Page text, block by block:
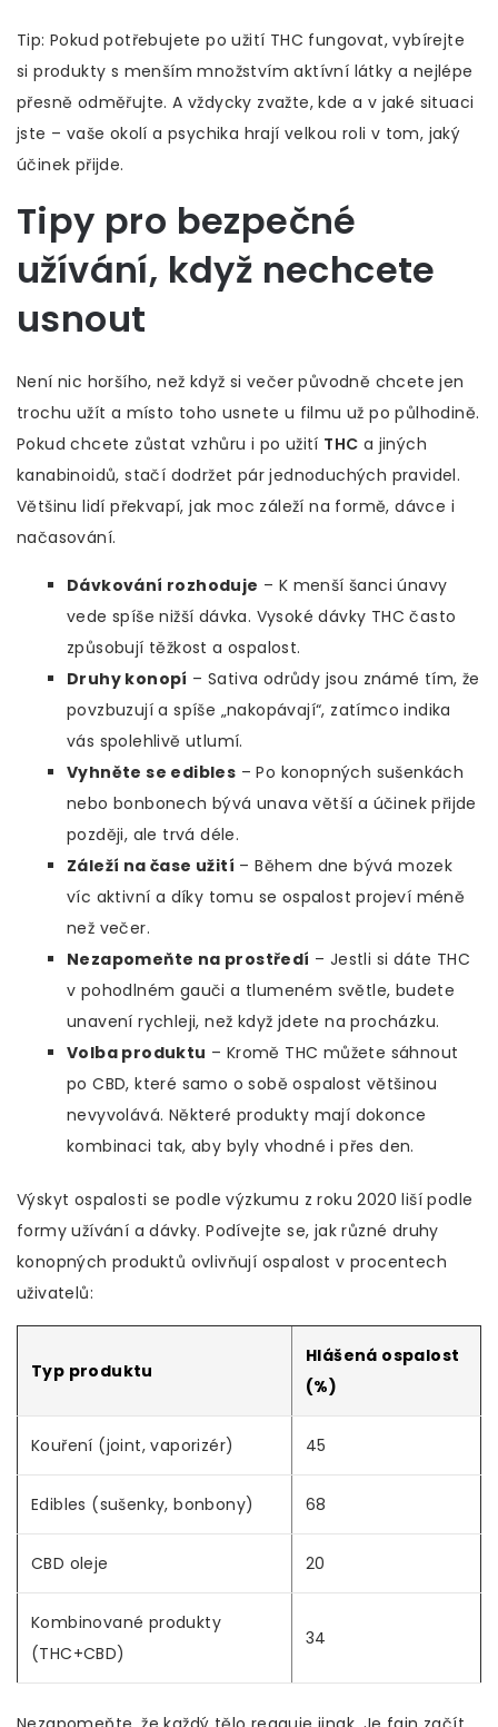
Tip: Pokud potřebujete po užití THC fungovat, vybírejte
si produkty s menším množstvím aktívní látky a nejlépe
přesně odměřujte. A vždycky zvažte, kde a v jaké situaci
jste – vaše okolí a psychika hrají velkou roli v tom, jaký
účinek přijde.
Tipy pro bezpečné
užívání, když nechcete
usnout
Není nic horšího, než když si večer původně chcete jen
trochu užít a místo toho usnete u filmu už po půlhodině.
Pokud chcete zůstat vzhůru i po užití THC a jiných
kanabinoidů, stačí dodržet pár jednoduchých pravidel.
Většinu lidí překvapí, jak moc záleží na formě, dávce i
načasování.
Dávkování rozhoduje – K menší šanci únavy
vede spíše nižší dávka. Vysoké dávky THC často
způsobují těžkost a ospalost.
Druhy konopí – Sativa odrůdy jsou známé tím, že
povzbuzují a spíše „nakopávají“, zatímco indika
vás spolehlivě utlumí.
Vyhněte se edibles – Po konopných sušenkách
nebo bonbonech bývá unava větší a účinek přijde
později, ale trvá déle.
Záleží na čase užití – Během dne bývá mozek
víc aktivní a díky tomu se ospalost projeví méně
než večer.
Nezapomeňte na prostředí – Jestli si dáte THC
v pohodlném gauči a tlumeném světle, budete
unavení rychleji, než když jdete na procházku.
Volba produktu – Kromě THC můžete sáhnout
po CBD, které samo o sobě ospalost většinou
nevyvolává. Některé produkty mají dokonce
kombinaci tak, aby byly vhodné i přes den.
Výskyt ospalosti se podle výzkumu z roku 2020 liší podle
formy užívání a dávky. Podívejte se, jak různé druhy
konopných produktů ovlivňují ospalost v procentech
uživatelů:
Typ produktu
Hlášená ospalost
(%)
Kouření (joint, vaporizér) 45
Edibles (sušenky, bonbony) 68
CBD oleje 20
Kombinované produkty
(THC+CBD)
34